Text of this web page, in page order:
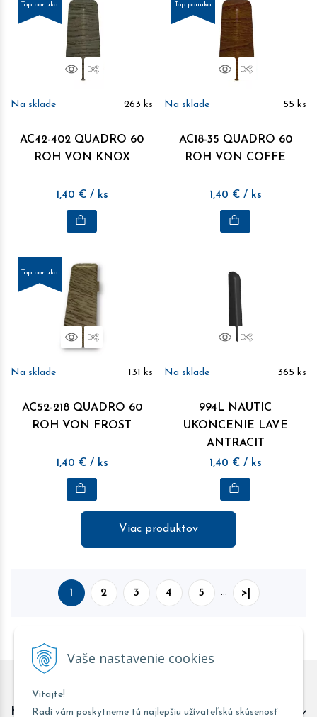
Vaše nastavenie cookies
Vitajte!
Radi vám poskytneme tú najlepšiu užívateľskú skúsenosť
Top ponuka
NáhľadPorovnať
Na sklade 263 ks
AC42-402 QUADRO 60
ROH VON KNOX
1,40 € / ks
Top ponuka
NáhľadPorovnať
Na sklade 55 ks
AC18-35 QUADRO 60
ROH VON COFFE
1,40 € / ks
Top ponuka
NáhľadPorovnať
Na sklade 131 ks
AC52-218 QUADRO 60
ROH VON FROST
1,40 € / ks
NáhľadPorovnať
Na sklade 365 ks
994L NAUTIC
UKONCENIE LAVE
ANTRACIT
1,40 € / ks
Viac produktov
1 2 3 4 5 … >|
Kontakt predajňa Trnava